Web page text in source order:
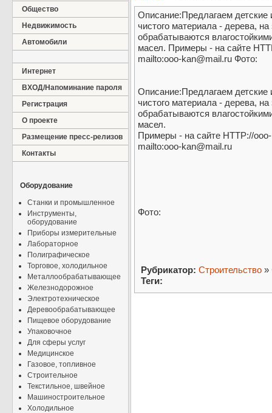
Общество
Недвижимость
Автомобили
Интернет
ВХОД/Напоминание пароля
Регистрация
О проекте
Размещение пресс-релизов
Контакты
Оборудование
Станки и промышленное
Инструменты,
оборудование
Приборы измерительные
Лабораторное
Полиграфическое
Торговое, холодильное
Металлообрабатывающее
Железнодорожное
Электротехническое
Деревообрабатывающее
Пищевое оборудование
Упаковочное
Для сферы услуг
Медицинское
Газовое, топливное
Строительное
Текстильное, швейное
Машиностроительное
Холодильное
Описание:Предлагаем детские
чистого материала - дерева,
обрабатываются
масел. Примеры - на сайте
mailto:ooo-kan@mail.ru Фото:
Описание:Предлагаем детские
чистого материала - дерева,
обрабатываются
масел.
Примеры - на сайте HTTP://
mailto:ooo-kan@mail.ru
Фото:
Рубрикатор: Строительство »
Теги: